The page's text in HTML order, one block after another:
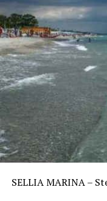
SELLIA MARINA –